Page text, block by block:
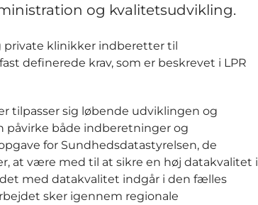
og kvalitetsudvikling.
private klinikker indberetter til
definerede krav, som er beskrevet i LPR
tilpasser sig løbende udviklingen og
påvirke både indberetninger og
for Sundhedsdatastyrelsen, de
at være med til at sikre en høj datakvalitet i
med datakvalitet indgår i den fælles
sker igennem regionale